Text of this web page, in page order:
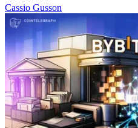
Cassio Gusson